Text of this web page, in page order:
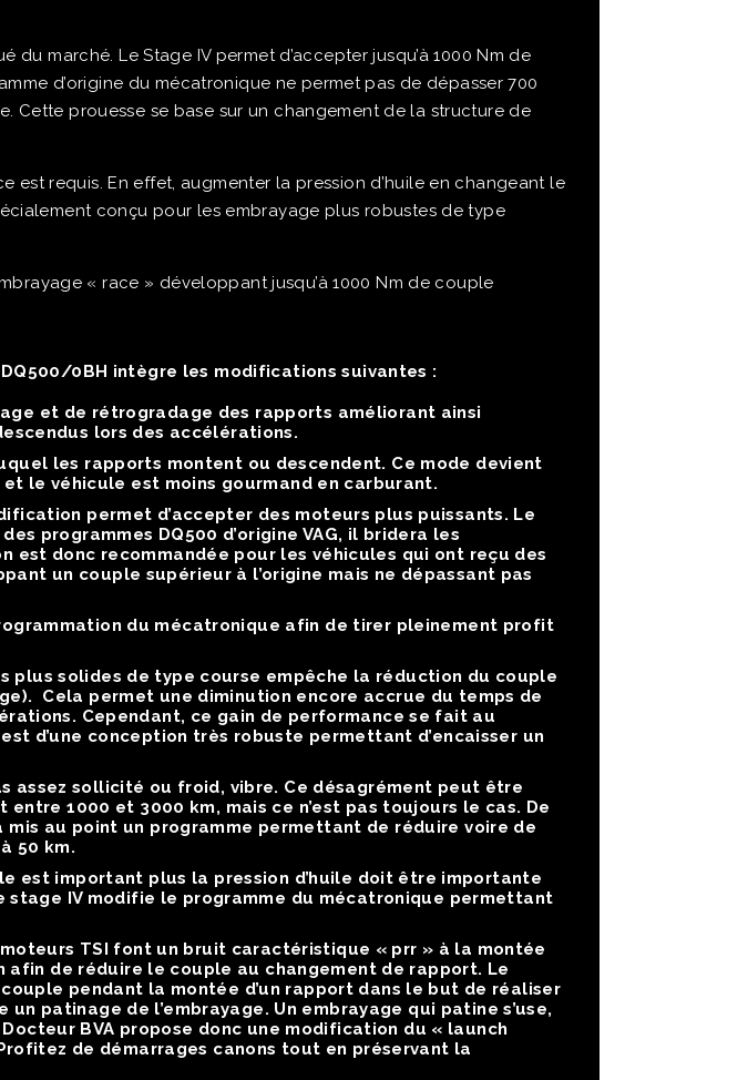
marché. Le Stage IV permet d’accepter jusqu’à 1000 Nm de
d’origine du mécatronique ne permet pas de dépasser 700
Cette prouesse se base sur un changement de la structure de
requis. En effet, augmenter la pression d’huile en changeant le
conçu pour les embrayage plus robustes de type
« race » développant jusqu’à 1000 Nm de couple
0BH intègre les modifications suivantes :
et de rétrogradage des rapports améliorant ainsi
lors des accélérations.
les rapports montent ou descendent. Ce mode devient
le véhicule est moins gourmand en carburant.
permet d’accepter des moteurs plus puissants. Le
programmes DQ500 d’origine VAG, il bridera les
donc recommandée pour les véhicules qui ont reçu des
un couple supérieur à l’origine mais ne dépassant pas
du mécatronique afin de tirer pleinement profit
plus solides de type course empêche la réduction du couple
Cela permet une diminution encore accrue du temps de
Cependant, ce gain de performance se fait au
d’une conception très robuste permettant d’encaisser un
assez sollicité ou froid, vibre. Ce désagrément peut être
1000 et 3000 km, mais ce n’est pas toujours le cas. De
au point un programme permettant de réduire voire de
50 km.
est important plus la pression d’huile doit être importante
IV modifie le programme du mécatronique permettant
moteurs TSI font un bruit caractéristique « prr » à la montée
afin de réduire le couple au changement de rapport. Le
pendant la montée d’un rapport dans le but de réaliser
patinage de l’embrayage. Un embrayage qui patine s’use,
BVA propose donc une modification du « launch
de démarrages canons tout en préservant la